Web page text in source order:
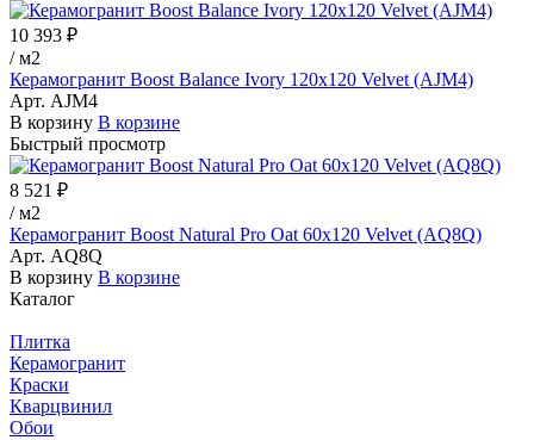
10 393 ₽
/ м2
Керамогранит Boost Balance Ivory 120x120 Velvet (AJM4)
Арт. AJM4
В корзину В корзине
Быстрый просмотр
8 521 ₽
/ м2
Керамогранит Boost Natural Pro Oat 60x120 Velvet (AQ8Q)
Арт. AQ8Q
В корзину В корзине
Каталог
Плитка
Керамогранит
Краски
Кварцвинил
Обои